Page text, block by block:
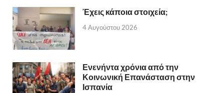
Έχεις κάποια στοιχεία;
4 Αυγούστου 2026
Ενενήντα χρόνια από την
Κοινωνική Επανάσταση στην
Ισπανία